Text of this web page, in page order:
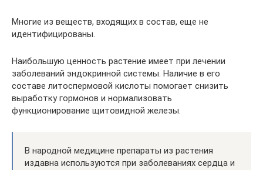
Многие из веществ, входящих в состав, еще не
идентифицированы.
Наибольшую ценность растение имеет при лечении
заболеваний эндокринной системы. Наличие в его
составе литоспермовой кислоты помогает снизить
выработку гормонов и нормализовать
функционирование щитовидной железы.
В народной медицине препараты из растения
издавна используются при заболеваниях сердца и